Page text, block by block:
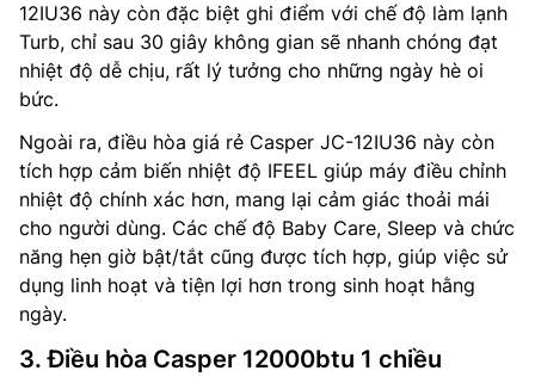
12IU36 này còn đặc biệt ghi điểm với chế độ làm lạnh
Turb, chỉ sau 30 giây không gian sẽ nhanh chóng đạt
nhiệt độ dễ chịu, rất lý tưởng cho những ngày hè oi
bức.
Ngoài ra, điều hòa giá rẻ Casper JC-12IU36 này còn
tích hợp cảm biến nhiệt độ IFEEL giúp máy điều chỉnh
nhiệt độ chính xác hơn, mang lại cảm giác thoải mái
cho người dùng. Các chế độ Baby Care, Sleep và chức
năng hẹn giờ bật/tắt cũng được tích hợp, giúp việc sử
dụng linh hoạt và tiện lợi hơn trong sinh hoạt hằng
ngày.
3. Điều hòa Casper 12000btu 1 chiều